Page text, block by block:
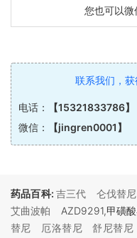
您也可以微
联系我们，获
电话：
【15321833786
微信：
【jingren0001】
药品百科: 吉三代 仑伐替尼
艾曲波帕 AZD9291,甲磺
替尼
厄洛替尼 舒尼替尼